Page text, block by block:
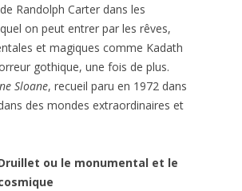
Randolph Carter dans les
on peut entrer par les rêves,
et magiques comme Kadath
gothique, une fois de plus.
Sloane, recueil paru en 1972 dans
des mondes extraordinaires et
ou le monumental et le